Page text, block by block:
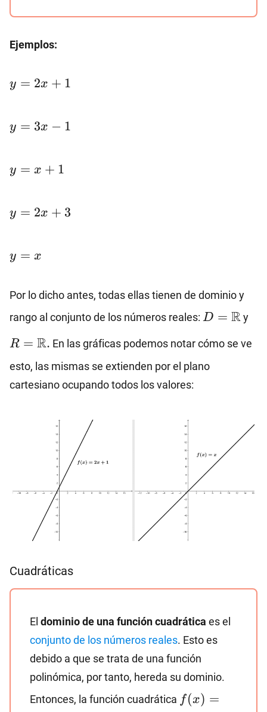
Ejemplos:
y=2x+1
y = 2x + 1
y=3x-
1
y = 3x − 1
y=x+1
y = x + 1
y=2x+3
y = 2x + 3
y=x
y = x
Por lo dicho antes, todas ellas tienen de dominio y
rango al conjunto de los números reales: D = Ry
R = R. En las gráficas podemos notar cómo se ve
esto, las mismas se extienden por el plano
cartesiano ocupando todos los valores:
Cuadráticas
El dominio de una función cuadrática es el
conjunto de los números reales. Esto es
debido a que se trata de una función
polinómica, por tanto, hereda su dominio.
Entonces, la función cuadrática f(x) =